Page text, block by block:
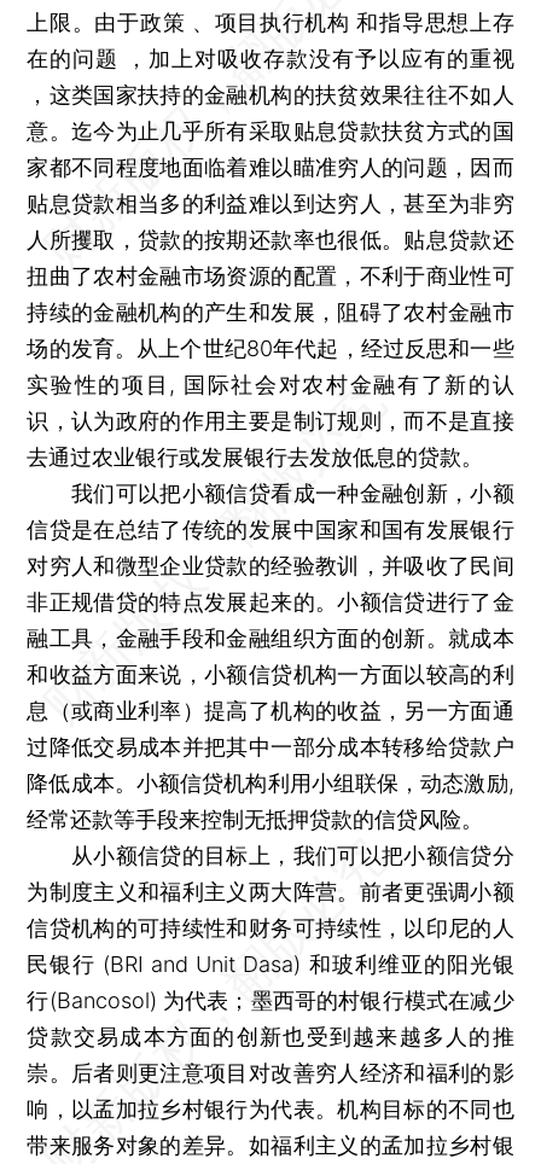
上限。由于政策 、项目执行机构 和指导思想上存
在的问题 ，加上对吸收存款没有予以应有的重视
，这类国家扶持的金融机构的扶贫效果往往不如人
意。迄今为止几乎所有采取贴息贷款扶贫方式的国
家都不同程度地面临着难以瞄准穷人的问题，因而
贴息贷款相当多的利益难以到达穷人，甚至为非穷
人所攫取，贷款的按期还款率也很低。贴息贷款还
扭曲了农村金融市场资源的配置，不利于商业性可
持续的金融机构的产生和发展，阻碍了农村金融市
场的发育。从上个世纪80年代起，经过反思和一些
实验性的项目, 国际社会对农村金融有了新的认
识，认为政府的作用主要是制订规则，而不是直接
去通过农业银行或发展银行去发放低息的贷款。
我们可以把小额信贷看成一种金融创新，小额
信贷是在总结了传统的发展中国家和国有发展银行
对穷人和微型企业贷款的经验教训，并吸收了民间
非正规借贷的特点发展起来的。小额信贷进行了金
融工具，金融手段和金融组织方面的创新。就成本
和收益方面来说，小额信贷机构一方面以较高的利
息（或商业利率）提高了机构的收益，另一方面通
过降低交易成本并把其中一部分成本转移给贷款户
降低成本。小额信贷机构利用小组联保，动态激励,
经常还款等手段来控制无抵押贷款的信贷风险。
从小额信贷的目标上，我们可以把小额信贷分
为制度主义和福利主义两大阵营。前者更强调小额
信贷机构的可持续性和财务可持续性，以印尼的人
民银行 (BRI and Unit Dasa) 和玻利维亚的阳光银
行(Bancosol) 为代表；墨西哥的村银行模式在减少
贷款交易成本方面的创新也受到越来越多人的推
崇。后者则更注意项目对改善穷人经济和福利的影
响，以孟加拉乡村银行为代表。机构目标的不同也
带来服务对象的差异。如福利主义的孟加拉乡村银